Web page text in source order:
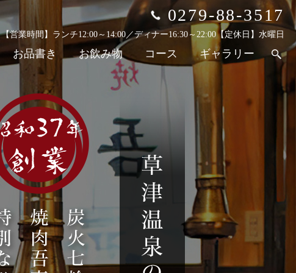
お品書き お飲み物 コース ギャラリー
0279-88-3517
【営業時間】ランチ12:00～14:00／ディナー16:30～22:00【定休日】水曜日